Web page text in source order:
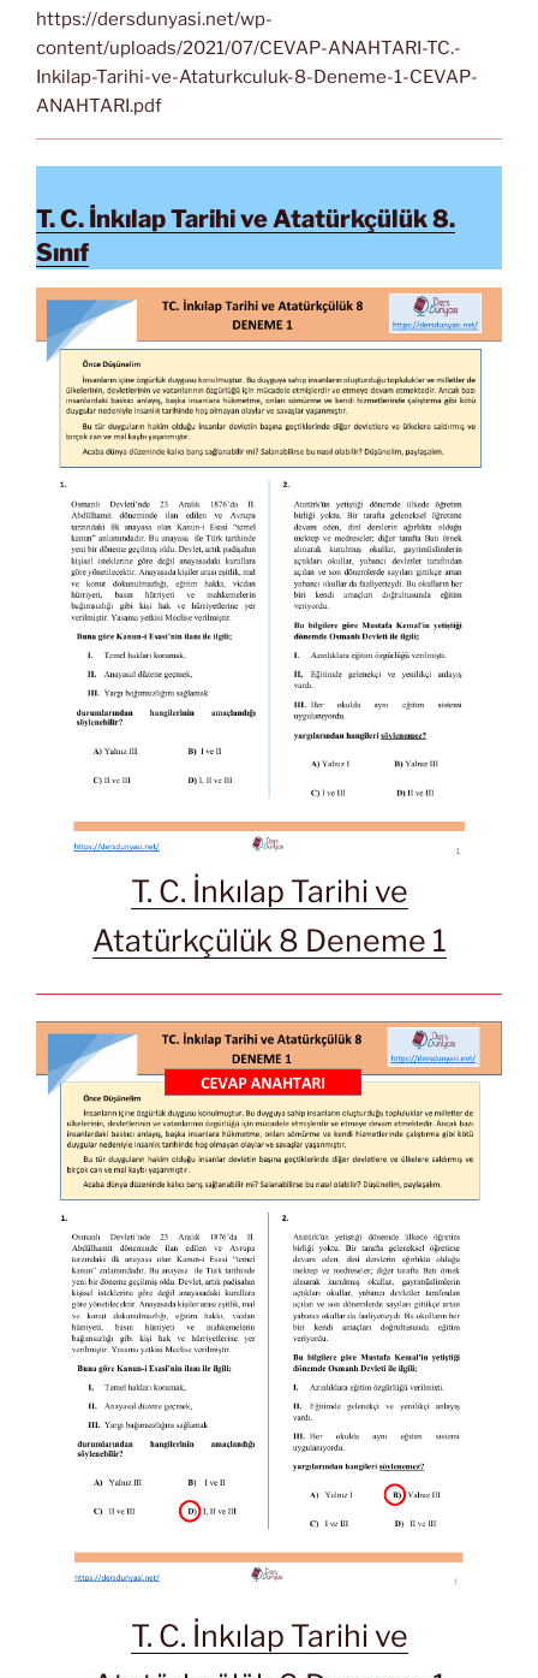
https://dersdunyasi.net/wp-
content/uploads/2021/07/CEVAP-ANAHTARI-TC.-
Inkilap-Tarihi-ve-Ataturkculuk-8-Deneme-1-CEVAP-
ANAHTARI.pdf
T. C. İnkılap Tarihi ve Atatürkçülük 8.
Sınıf
T. C. İnkılap Tarihi ve
Atatürkçülük 8 Deneme 1
T. C. İnkılap Tarihi ve